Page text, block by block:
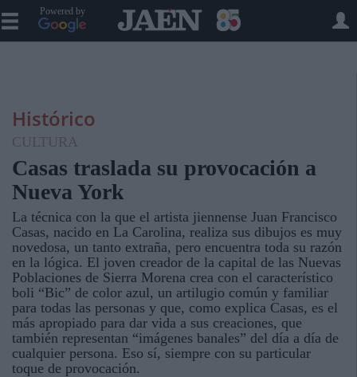
Powered by
Histórico
CULTURA
Casas traslada su provocación a
Nueva York
La técnica con la que el artista jiennense Juan Francisco
Casas, nacido en La Carolina, realiza sus dibujos es muy
novedosa, un tanto extraña, pero encuentra toda su razón
en la lógica. El joven creador de la capital de las Nuevas
Poblaciones de Sierra Morena crea con el característico
boli “Bic” de color azul, un artilugio común y familiar
para todas las personas y que, como explica Casas, es el
más apropiado para dar vida a sus creaciones, que
también representan “imágenes banales” del día a día de
cualquier persona. Eso sí, siempre con su particular
toque de provocación.